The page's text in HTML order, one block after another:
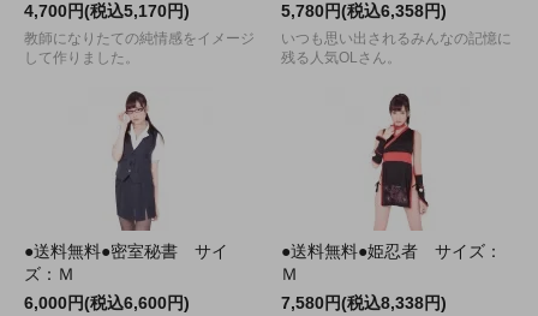
4,700円(税込5,170円)
教師になりたての純情感をイメージ
して作りました。
5,780円(税込6,358円)
いつも思い出されるみんなの記憶に
残る人気OLさん。
●送料無料●密室秘書 サイ
ズ：Ｍ
6,000円(税込6,600円)
●送料無料●姫忍者 サイズ：
Ｍ
7,580円(税込8,338円)